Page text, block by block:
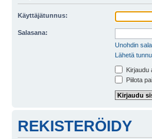
Käyttäjätunnus:
Salasana:
Unohdin
Lähetä
Kirjaudu
Piilota
REKISTERÖIDY